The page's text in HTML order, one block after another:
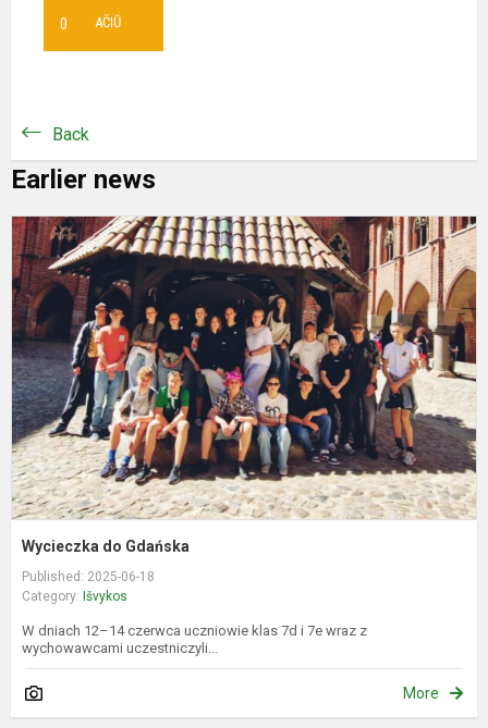
AČIŪ
0
Back
Earlier news
Wycieczka do Gdańska
Published: 2025-06-18
Category: Išvykos
W dniach 12–14 czerwca uczniowie klas 7d i 7e wraz z
wychowawcami uczestniczyli...
More